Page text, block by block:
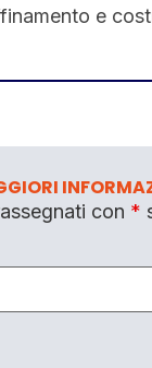
e
con *